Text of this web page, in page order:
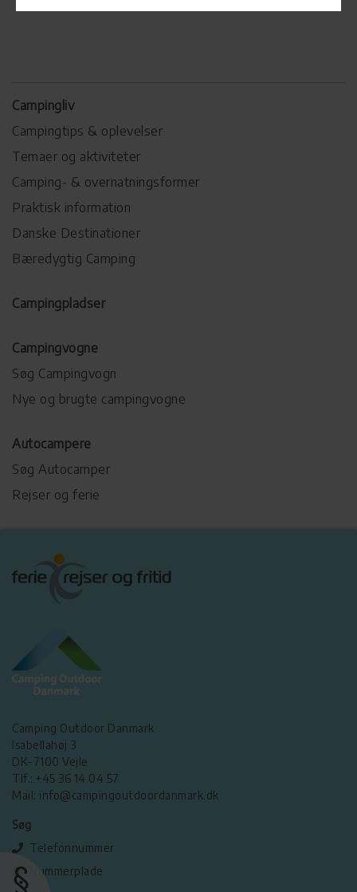
Campingliv
Campingtips & oplevelser
Temaer og aktiviteter
Camping- & overnatningsformer
Praktisk information
Danske Destinationer
Bæredygtig Camping
Campingpladser
Campingvogne
Søg Campingvogn
Nye og brugte campingvogne
Autocampere
Søg Autocamper
Rejser og ferie
Camping Outdoor Danmark
Isabellahøj 3
DK-7100 Vejle
Tlf.: +45 36 14 04 57
Mail: info@campingoutdoordanmark.dk
Søg
Telefonnummer
Nummerplade